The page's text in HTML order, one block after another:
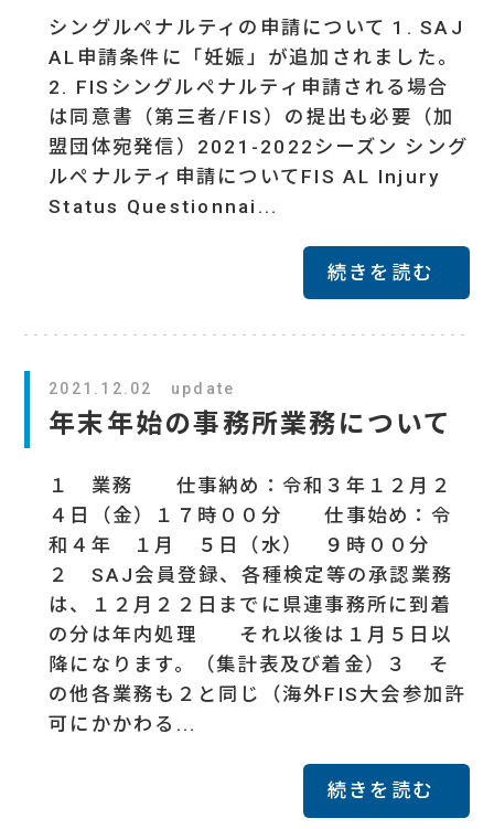
シングルペナルティの申請について 1. SAJ
AL申請条件に「妊娠」が追加されました。
2. FISシングルペナルティ申請される場合
は同意書（第三者/FIS）の提出も必要（加
盟団体宛発信）2021-2022シーズン シング
ルペナルティ申請についてFIS AL Injury
Status Questionnai...
続きを読む
2021.12.02 update
年末年始の事務所業務について
１ 業務 仕事納め：令和３年１２月２
４日（金）１７時００分 仕事始め：令
和４年 １月 ５日（水） ９時００分
２ SAJ会員登録、各種検定等の承認業務
は、１２月２２日までに県連事務所に到着
の分は年内処理 それ以後は１月５日以
降になります。（集計表及び着金）３ そ
の他各業務も２と同じ（海外FIS大会参加許
可にかかわる...
続きを読む